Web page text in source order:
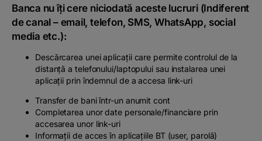
Banca nu îți cere niciodată aceste lucruri (Indiferent
de canal – email, telefon, SMS, WhatsApp, social
media etc.):
Descărcarea unei aplicații care permite controlul de la
distanță a telefonului/laptopului sau instalarea unei
aplicații prin îndemnul de a accesa link-uri
Transfer de bani într-un anumit cont
Completarea unor date personale/financiare prin
accesarea unor link-uri
Informații de acces în aplicațiile BT (user, parolă)